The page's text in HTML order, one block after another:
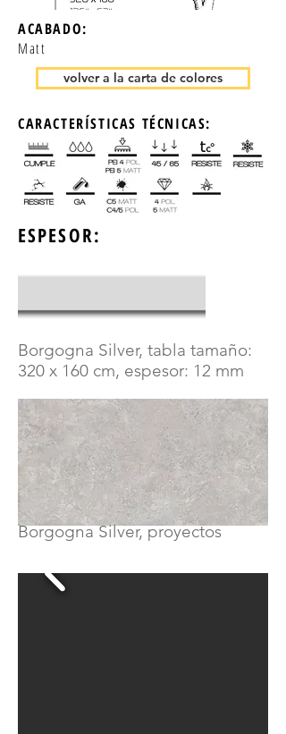
ACABADO:
Matt
volver a la carta de colores
CARACTERÍSTICAS TÉCNICAS:
ESPESOR:
Borgogna Silver, tabla tamaño:
320 x 160 cm, espesor: 12 mm
Borgogna Silver, proyectos